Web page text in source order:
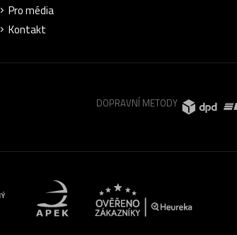
Pro média
Kontakt
DOPRAVNÍ METODY